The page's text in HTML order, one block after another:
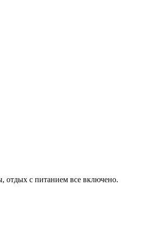
отдых с питанием все включено.